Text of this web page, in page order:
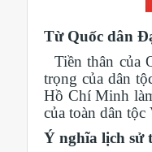
Từ Quốc dân
Tiền thân của
trọng của dân
Hồ Chí Minh
của toàn dân
Ý nghĩa lịch sử